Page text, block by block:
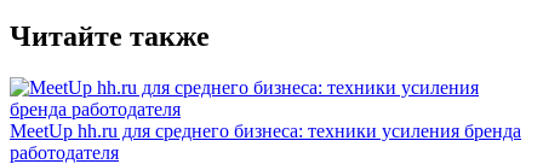
Читайте также
MeetUp hh.ru для среднего бизнеса: техники усиления бренда
работодателя